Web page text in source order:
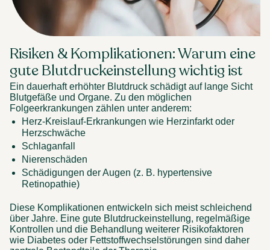
Risiken & Komplikationen: Warum eine
gute Blutdruckeinstellung wichtig ist
Ein dauerhaft erhöhter Blutdruck schädigt auf lange Sicht
Blutgefäße und Organe. Zu den möglichen
Folgeerkrankungen zählen unter anderem:
Herz-Kreislauf-Erkrankungen wie Herzinfarkt oder
Herzschwäche
Schlaganfall
Nierenschäden
Schädigungen der Augen (z. B. hypertensive
Retinopathie)
Diese Komplikationen entwickeln sich meist schleichend
über Jahre. Eine gute Blutdruckeinstellung, regelmäßige
Kontrollen und die Behandlung weiterer Risikofaktoren
wie Diabetes oder Fettstoffwechselstörungen sind daher